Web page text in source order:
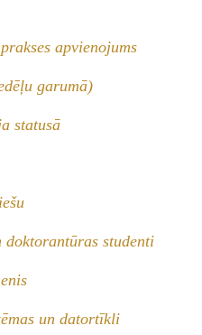
apvienojums
garumā)
statusā
doktorantūras studenti
un datortīkli